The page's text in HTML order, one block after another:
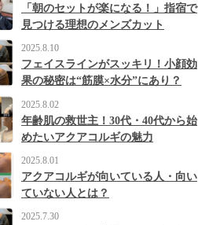
「朝のセットが楽になる！」指宿で
見つける理想のメンズカット
2025.8.10
フェイスラインがスッキリ！小顔効
果の秘密は“筋膜×水分”にあり？
2025.8.02
年齢肌の救世主！30代・40代から始
めたいアクアコルギの魅力
2025.8.01
アクアコルギが向いている人・向い
ていない人とは？
2025.7.30